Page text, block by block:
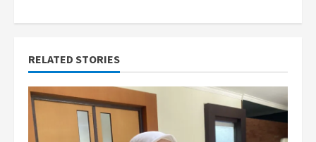
u
e
R
RELATED STORIES